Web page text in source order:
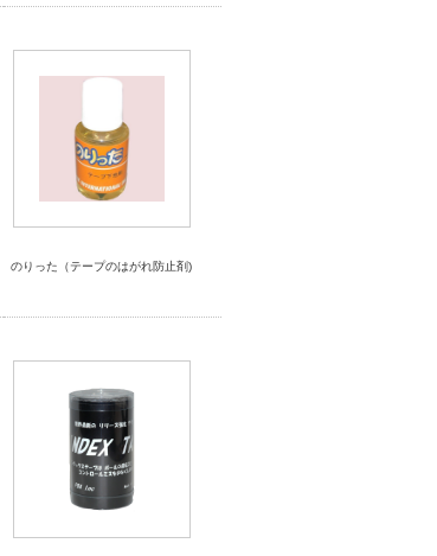
のりった（テープのはがれ防止剤)